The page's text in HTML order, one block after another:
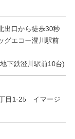
口から徒歩30秒
グエコー澄川駅前
下鉄澄川駅前10台)
目1-25 イマージ